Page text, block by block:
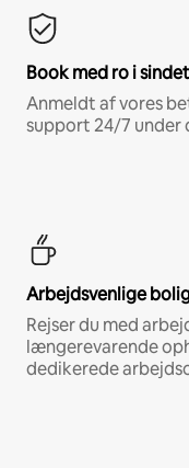
Book med ro i sindet
Anmeldt af vores
support 24/7
Arbejdsvenlige
Rejser du med
længerevarende
dedikerede